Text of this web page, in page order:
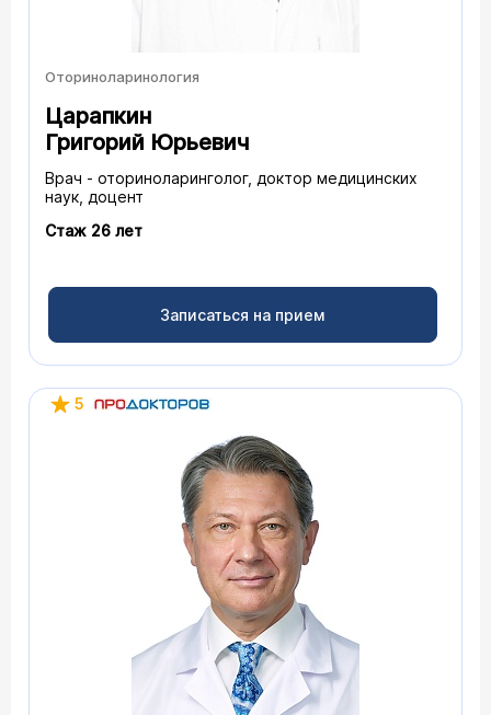
Оториноларинология
Царапкин
Григорий Юрьевич
Врач - оториноларинголог, доктор медицинских
наук, доцент
Стаж 26 лет
Записаться на прием
5